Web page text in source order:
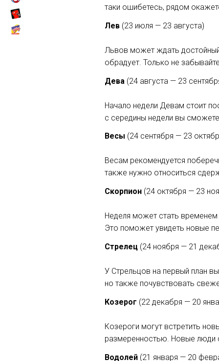
таки ошибетесь, рядом
Лев (23 июля — 23 августа)
Львов может ждать достойный
обрадует. Только не
Дева (24 августа — 23
Начало недели Девам стоит
с середины недели вы
Весы (24 сентября — 23
Весам рекомендуется
также нужно относиться
Скорпион (24 октября — 23
Неделя может стать временем
Это поможет увидеть новые
Стрелец (24 ноября — 21
У Стрельцов на первый план
но также почувствовать
Козерог (22 декабря — 20
Козероги могут встретить
размеренностью. Новые люди
Водолей (21 января — 20